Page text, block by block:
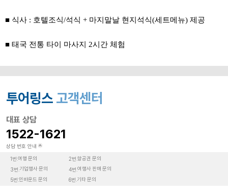
■ 식사 : 호텔조식/석식 + 마지말날 현지석식(세트메뉴) 제공
■ 태국 전통 타이 마사지 2시간 체험
투어링스 고객센터
대표 상담
1522-1621
상담 번호 안내
1번. 여행 문의 2번. 항공권 문의
3번. 기업행사 문의 4번. 여행사 판매 문의
5번. 인바운드 문의 6번. 기타 문의